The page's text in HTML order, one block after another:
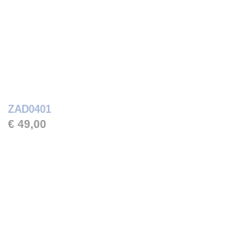
ZAD0401
€ 49,00